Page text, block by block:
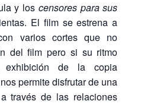
y los censores para sus
El film se estrena a
varios cortes que no
del film pero si su ritmo
exhibición de la copia
permite disfrutar de una
través de las relaciones